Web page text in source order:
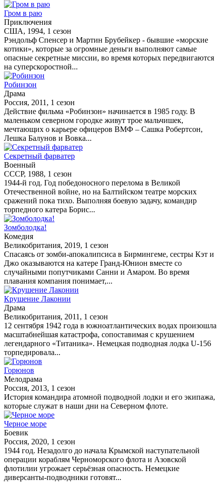
Гром в раю
Приключения
США, 1994, 1 сезон
Рэндольф Спенсер и Мартин Брубейкер - бывшие «морские
котики», которые за огромные деньги выполняют самые
опасные секретные миссии, во время которых передвигаются
на суперскоростной...
Робинзон
Драма
Россия, 2011, 1 сезон
Действие фильма «Робинзон» начинается в 1985 году. В
маленьком северном городке живут трое мальчишек,
мечтающих о карьере офицеров ВМФ – Сашка Робертсон,
Лешка Балунов и Вовка...
Секретный фарватер
Военный
СССР, 1988, 1 сезон
1944-й год. Год победоносного перелома в Великой
Отечественной войне, но на Балтийском театре морских
сражений пока тихо. Выполняя боевую задачу, командир
торпедного катера Борис...
Зомболодка!
Комедия
Великобритания, 2019, 1 сезон
Спасаясь от зомби-апокалипсиса в Бирмингеме, сестры Кэт и
Джо оказываются на катере Гранд-Юнион вместе со
случайными попутчиками Санни и Амаром. Во время
плавания компания понимает,...
Крушение Лаконии
Драма
Великобритания, 2011, 1 сезон
12 сентября 1942 года в южноатлантических водах произошла
масштабнейшая катастрофа, сопоставимая с крушением
легендарного «Титаника». Немецкая подводная лодка U-156
торпедировала...
Горюнов
Мелодрама
Россия, 2013, 1 сезон
История командира атомной подводной лодки и его экипажа,
которые служат в наши дни на Северном флоте.
Черное море
Боевик
Россия, 2020, 1 сезон
1944 год. Незадолго до начала Крымской наступательной
операции кораблям Черноморского флота и Азовской
флотилии угрожает серьёзная опасность. Немецкие
диверсанты-подводники готовят...